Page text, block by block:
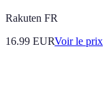
Rakuten FR
16.99 EURVoir le prix